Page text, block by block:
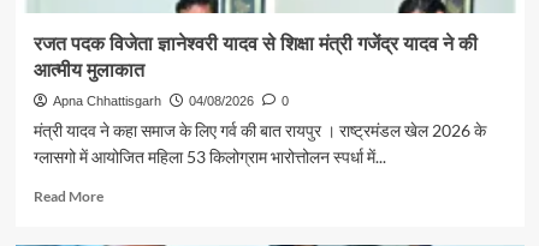
रजत पदक विजेता ज्ञानेश्वरी यादव से शिक्षा मंत्री गजेंद्र यादव ने की
आत्मीय मुलाकात
Apna Chhattisgarh 04/08/2026 0
मंत्री यादव ने कहा समाज के लिए गर्व की बात रायपुर । राष्ट्रमंडल खेल 2026 के
ग्लासगो में आयोजित महिला 53 किलोग्राम भारोत्तोलन स्पर्धा में...
Read MoreRead